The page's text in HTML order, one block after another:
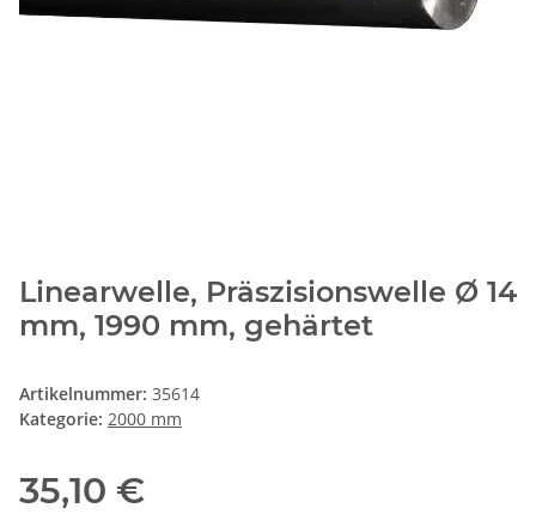
Linearwelle, Präszisionswelle Ø 14
mm, 1990 mm, gehärtet
Artikelnummer: 35614
Kategorie: 2000 mm
35,10 €